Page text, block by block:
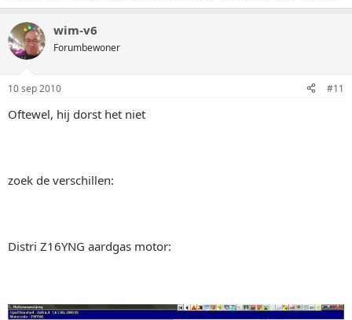
wim-v6
Forumbewoner
10 sep 2010 #11
Oftewel, hij dorst het niet
zoek de verschillen:
Distri Z16YNG aardgas motor: